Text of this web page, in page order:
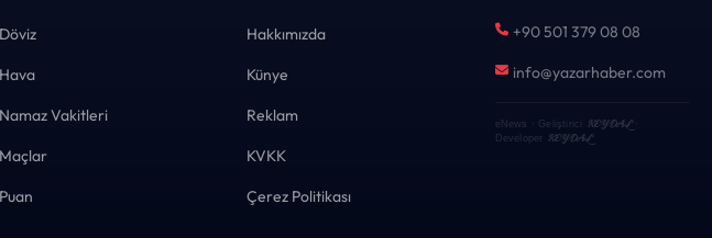
Döviz
Hava
Namaz Vakitleri
Maçlar
Puan
Hakkımızda
Künye
Reklam
KVKK
Çerez Politikası
+90 501 379 08 08
info@yazarhaber.com
eNews · Geliştirici KEYDAL·
Developer KEYDAL